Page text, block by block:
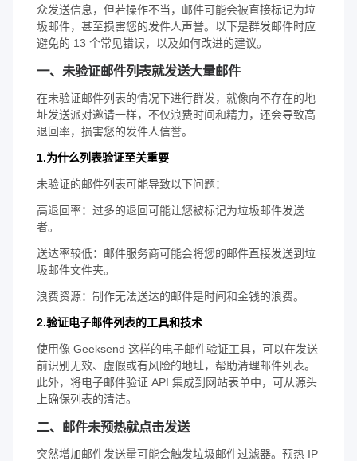
众发送信息，但若操作不当，邮件可能会被直接标记为垃
圾邮件，甚至损害您的发件人声誉。以下是群发邮件时应
避免的 13 个常见错误，以及如何改进的建议。
一、未验证邮件列表就发送大量邮件
在未验证邮件列表的情况下进行群发，就像向不存在的地
址发送派对邀请一样，不仅浪费时间和精力，还会导致高
退回率，损害您的发件人信誉。
1.为什么列表验证至关重要
未验证的邮件列表可能导致以下问题：
高退回率：过多的退回可能让您被标记为垃圾邮件发送
者。
送达率较低：邮件服务商可能会将您的邮件直接发送到垃
圾邮件文件夹。
浪费资源：制作无法送达的邮件是时间和金钱的浪费。
2.验证电子邮件列表的工具和技术
使用像 Geeksend 这样的电子邮件验证工具，可以在发送
前识别无效、虚假或有风险的地址，帮助清理邮件列表。
此外，将电子邮件验证 API 集成到网站表单中，可从源头
上确保列表的清洁。
二、邮件未预热就点击发送
突然增加邮件发送量可能会触发垃圾邮件过滤器。预热 IP